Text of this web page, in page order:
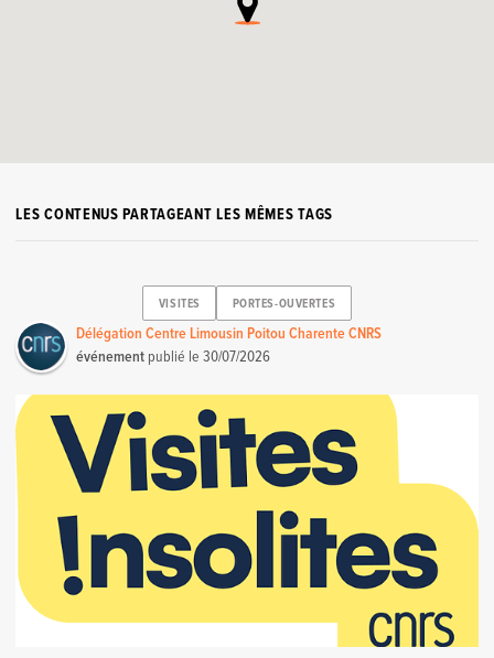
LES CONTENUS PARTAGEANT LES MÊMES TAGS
VISITES PORTES-OUVERTES
Délégation Centre Limousin Poitou Charente CNRS
événement publié le30/07/2026